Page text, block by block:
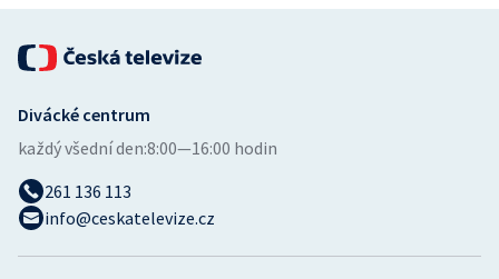
Divácké centrum
každý všední den:8:00—16:00 hodin
261 136 113
info@ceskatelevize.cz